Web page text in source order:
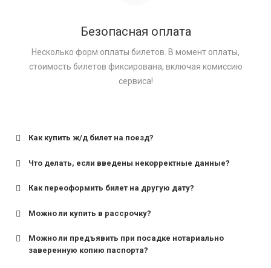
Безопасная оплата
Несколько форм оплаты билетов. В момент оплаты,
стоимость билетов фиксирована, включая комиссию
сервиса!
Как купить ж/д билет на поезд?
Что делать, если введены некорректные данные?
Как переоформить билет на другую дату?
Можно ли купить в рассрочку?
Можно ли предъявить при посадке нотариально
заверенную копию паспорта?